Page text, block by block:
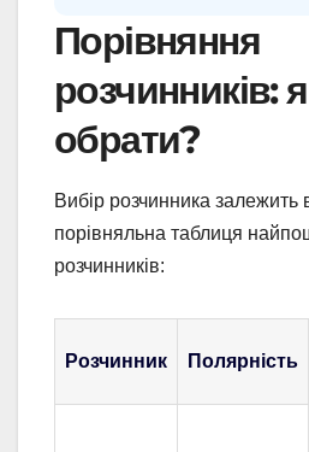
Порівняння
розчинників:
обрати?
Вибір розчинника залежить
порівняльна таблиця
розчинників:
Розчинник Полярність